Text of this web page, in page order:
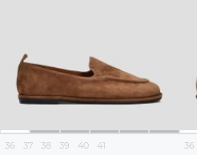
36 37 38 39 40 41 36